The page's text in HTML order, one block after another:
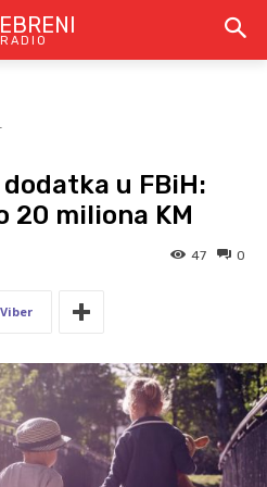
RADIO
u FBiH:
20 miliona KM
0
47
Viber